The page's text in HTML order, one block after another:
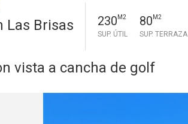
Las Brisas 230 M2
SUP. ÚTIL
80 M2
SUP. TERRAZA
vista a cancha de golf